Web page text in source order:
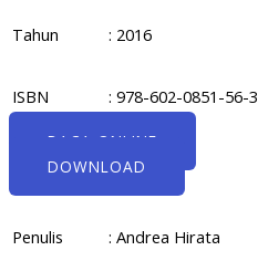
Tahun : 2016
ISBN : 978-602-0851-56-3
BACA ONLINE
DOWNLOAD
Penulis : Andrea Hirata